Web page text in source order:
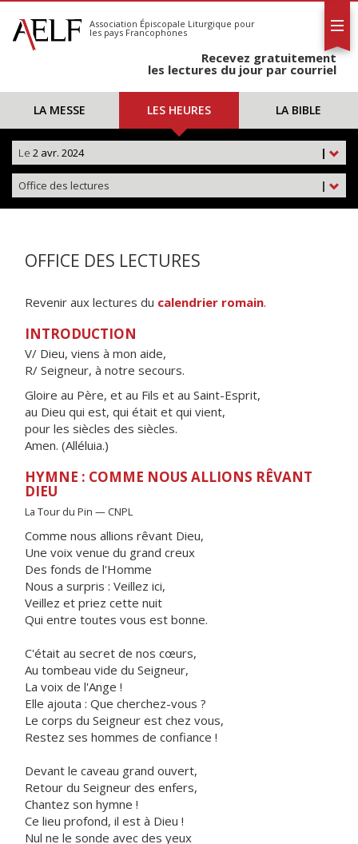
S'abonner
Calendrier
Association Épiscopale Liturgique pour
les pays Francophones
Recevez gratuitement
les lectures du jour par courriel
LA MESSE LES HEURES LA BIBLE
|
Le 2 avr. 2024
|
Office des lectures
OFFICE DES LECTURES
Revenir aux lectures du calendrier romain.
INTRODUCTION
V/ Dieu, viens à mon aide,
R/ Seigneur, à notre secours.
Gloire au Père, et au Fils et au Saint-Esprit,
au Dieu qui est, qui était et qui vient,
pour les siècles des siècles.
Amen. (Alléluia.)
HYMNE : COMME NOUS ALLIONS RÊVANT
DIEU
La Tour du Pin — CNPL
Comme nous allions rêvant Dieu,
Une voix venue du grand creux
Des fonds de l'Homme
Nous a surpris : Veillez ici,
Veillez et priez cette nuit
Qui entre toutes vous est bonne.
C'était au secret de nos cœurs,
Au tombeau vide du Seigneur,
La voix de l'Ange !
Elle ajouta : Que cherchez-vous ?
Le corps du Seigneur est chez vous,
Restez ses hommes de confiance !
Devant le caveau grand ouvert,
Retour du Seigneur des enfers,
Chantez son hymne !
Ce lieu profond, il est à Dieu !
Nul ne le sonde avec des yeux